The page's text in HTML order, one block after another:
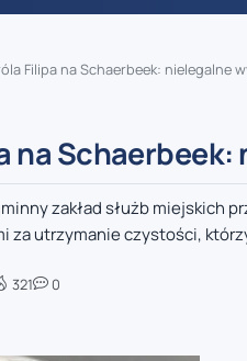
Filipa na Schaerbeek: nielegalne
na
zakład służb miejskich
za utrzymanie czystości,
321 0